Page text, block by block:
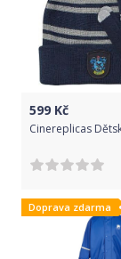
599 Kč
Doprava zdarma